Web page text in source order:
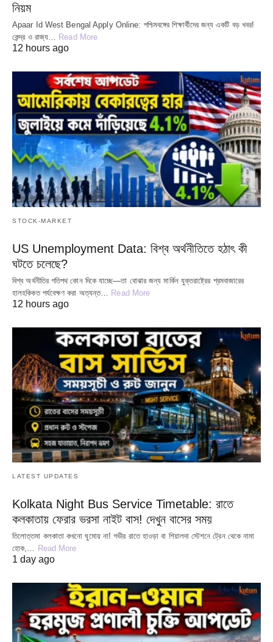
নিয়ম
Apaar Id West Bengal Apply Online: পশ্চিমবঙ্গের শিক্ষার্থীদের জন্য একটি বড় খবর!
কেন্দ্র ও রাজ্য…
Read More
12 hours ago
STOCK-MARKET
US Unemployment Data: বিশ্ব অর্থনীতিতে হঠাৎ কী
ঘটতে চলেছে?
বিশ্ব অর্থনীতির গতিপথ কোন দিকে যাচ্ছে—তা বোঝার জন্য মার্কিন যুক্তরাষ্ট্রের শ্রমবাজারের
হালহকিকত পর্যবেক্ষণ করা অত্যন্ত… Read More
12 hours ago
LATEST UPDATES
Kolkata Night Bus Service Timetable: রাতে
কলকাতায় ফেরার ভরসা নাইট বাস! দেখুন বাসের সময়
তিলোত্তমা কলকাতা কখনো ঘুমোয় না! গভীর রাতে হাওড়া বা শিয়ালদা স্টেশনে ট্রেন থেকে নামা
হোক,… Read More
1 day ago